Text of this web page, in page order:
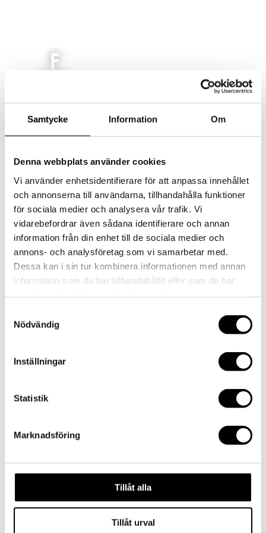
Samtycke Information Om
Denna webbplats använder cookies
Vi använder enhetsidentifierare för att anpassa innehållet
och annonserna till användarna, tillhandahålla funktioner
för sociala medier och analysera vår trafik. Vi
vidarebefordrar även sådana identifierare och annan
information från din enhet till de sociala medier och
annons- och analysföretag som vi samarbetar med.
Dessa kan i sin tur kombinera informationen med annan
information som du har tillhandahållit eller som de har
Nödvändig
Inställningar
Statistik
Marknadsföring
Tillåt alla
Tillåt urval
AKTUELLT
LOKAL
FEST/BRÖLLOP
KONTAKT
Select Page
bild 2
byadmin |2015-01-25|0 comments
Submit a Comment
Required
Email*